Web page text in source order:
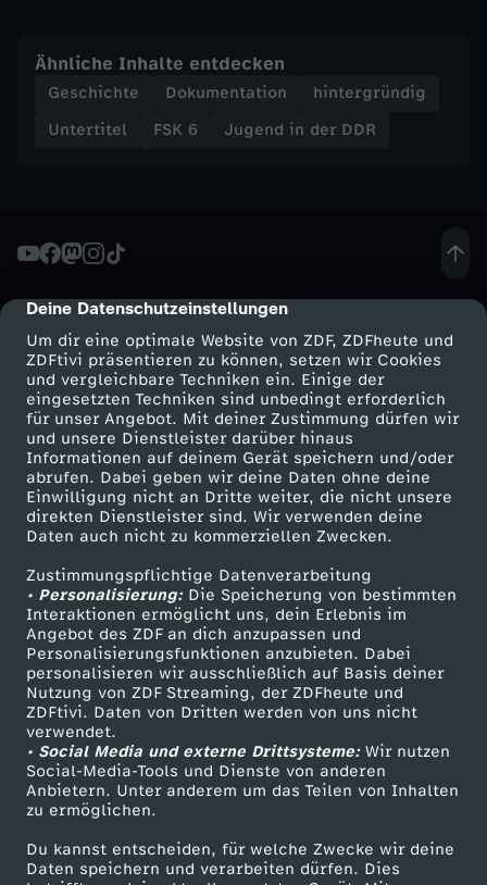
cmp-dialog-description
Deine Datenschutzeinstellungen
Um dir eine optimale Website von ZDF, ZDFheute und
ZDFtivi präsentieren zu können, setzen wir Cookies
und vergleichbare Techniken ein. Einige der
eingesetzten Techniken sind unbedingt erforderlich
für unser Angebot. Mit deiner Zustimmung dürfen wir
und unsere Dienstleister darüber hinaus
Informationen auf deinem Gerät speichern und/oder
abrufen. Dabei geben wir deine Daten ohne deine
Einwilligung nicht an Dritte weiter, die nicht unsere
direkten Dienstleister sind. Wir verwenden deine
Daten auch nicht zu kommerziellen Zwecken.
Zustimmungspflichtige Datenverarbeitung
• Personalisierung:Die Speicherung von bestimmten
Interaktionen ermöglicht uns, dein Erlebnis im
Angebot des ZDF an dich anzupassen und
Personalisierungsfunktionen anzubieten. Dabei
personalisieren wir ausschließlich auf Basis deiner
Nutzung von ZDF Streaming, der ZDFheute und
ZDFtivi. Daten von Dritten werden von uns nicht
verwendet.
• Social Media und externe Drittsysteme:Wir nutzen
Social-Media-Tools und Dienste von anderen
Anbietern. Unter anderem um das Teilen von Inhalten
zu ermöglichen.
Du kannst entscheiden, für welche Zwecke wir deine
Daten speichern und verarbeiten dürfen. Dies
a
n
Ähnliche Inhalte entdecken
Geschichte Dokumentation
hintergründig
Untertitel
FSK 6 Jugend in der DDR
Mehr ZDF
ZDF-Apps
Smart TV
ZDFtext
Livestreams
Sendungen A-Z
TV-Programm
Service
ZDFmitreden
Kontakt zum ZDF
Tickets
Zuschauerservice
Hilfe
ZDF Unternehmen
Karriere
ZDF goes Schule